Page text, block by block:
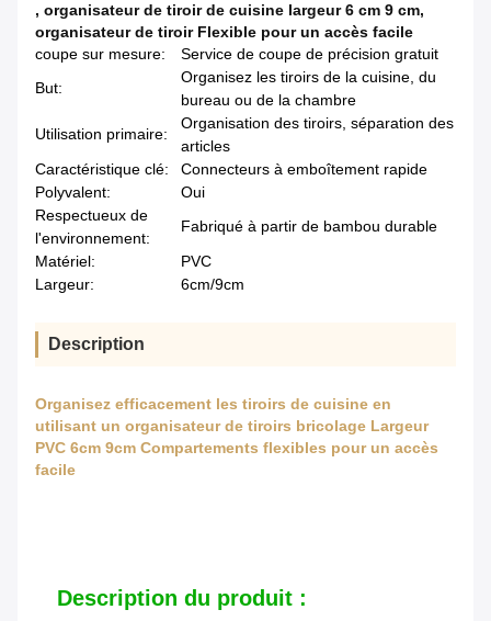
, organisateur de tiroir de cuisine largeur 6 cm 9 cm,
organisateur de tiroir Flexible pour un accès facile
coupe sur mesure:
Service de coupe de précision gratuit
But:
Organisez les tiroirs de la cuisine, du
bureau ou de la chambre
Utilisation primaire:
Organisation des tiroirs, séparation des
articles
Caractéristique clé:
Connecteurs à emboîtement rapide
Polyvalent:
Oui
Respectueux de
l'environnement:
Fabriqué à partir de bambou durable
Matériel:
PVC
Largeur:
6cm/9cm
Description
Organisez efficacement les tiroirs de cuisine en
utilisant un organisateur de tiroirs bricolage Largeur
PVC 6cm 9cm Compartements flexibles pour un accès
facile
Description du produit :